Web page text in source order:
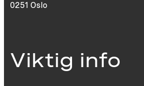
0251 Oslo
Viktig info